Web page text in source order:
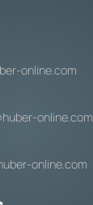
online.com
online.com
online.com